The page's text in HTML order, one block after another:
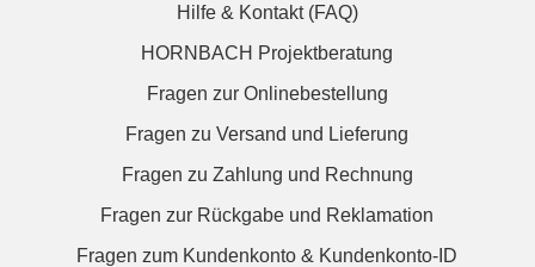
Hilfe & Kontakt (FAQ)
HORNBACH Projektberatung
Fragen zur Onlinebestellung
Fragen zu Versand und Lieferung
Fragen zu Zahlung und Rechnung
Fragen zur Rückgabe und Reklamation
Fragen zum Kundenkonto & Kundenkonto-ID